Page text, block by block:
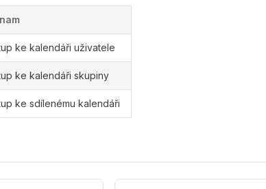
ke kalendáři uživatele
ke kalendáři skupiny
ke sdílenému kalendáři